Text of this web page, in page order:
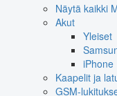
Näytä kaikki
Akut
Yleiset
iPhone
Kaapelit ja
GSM-